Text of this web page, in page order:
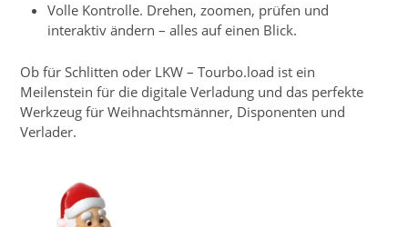
Volle Kontrolle. Drehen, zoomen, prüfen und
interaktiv ändern – alles auf einen Blick.
Ob für Schlitten oder LKW – Tourbo.load ist ein
Meilenstein für die digitale Verladung und das perfekte
Werkzeug für Weihnachtsmänner, Disponenten und
Verlader.